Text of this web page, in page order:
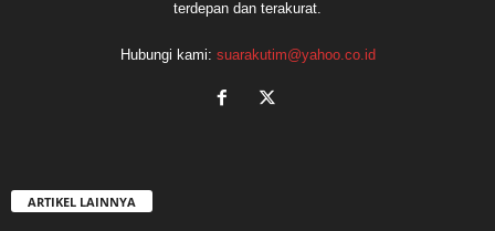
terdepan dan terakurat.
Hubungi kami: suarakutim@yahoo.co.id
ARTIKEL LAINNYA